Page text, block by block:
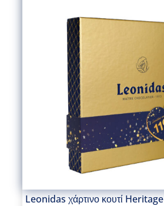
Leonidas χάρτινο κουτί